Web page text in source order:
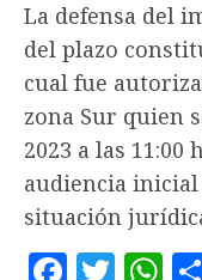
La defensa del
del plazo
cual fue
zona Sur quien
2023 a las
audiencia
situación